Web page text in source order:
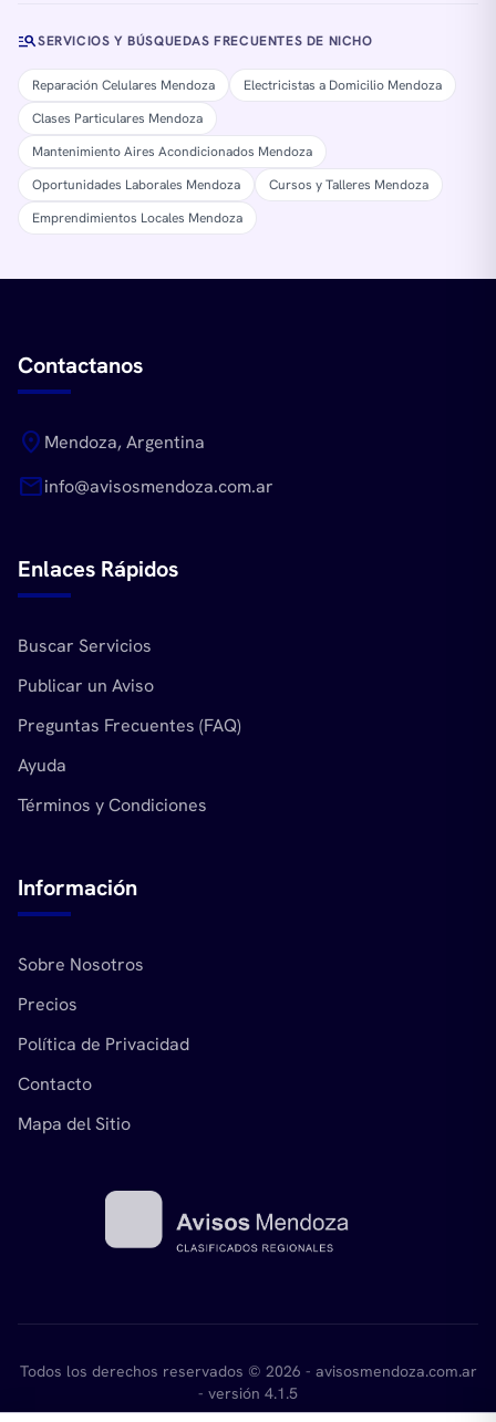
manage_searchSERVICIOS Y BÚSQUEDAS FRECUENTES DE NICHO
Reparación Celulares Mendoza
Electricistas a Domicilio Mendoza
Clases Particulares Mendoza
Mantenimiento Aires Acondicionados Mendoza
Oportunidades Laborales Mendoza
Cursos y Talleres Mendoza
Emprendimientos Locales Mendoza
Contactanos
location_on Mendoza, Argentina
mailinfo@avisosmendoza.com.ar
Enlaces Rápidos
Buscar Servicios
Publicar un Aviso
Preguntas Frecuentes (FAQ)
Ayuda
Términos y Condiciones
Información
Sobre Nosotros
Precios
Política de Privacidad
Contacto
Mapa del Sitio
Todos los derechos reservados © 2026 - avisosmendoza.com.ar
- versión 4.1.5
Desarrollado pormikant.com.ar